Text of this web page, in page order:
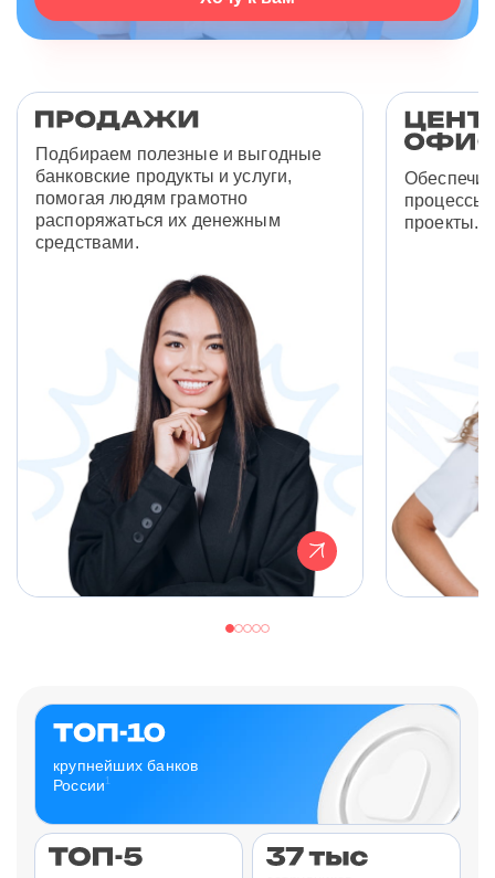
Подбираем полезные и выгодные
банковские продукты и услуги,
помогая людям грамотно
распоряжаться их денежным
средствами.
процессы
проекты.
крупнейших банков
России 1